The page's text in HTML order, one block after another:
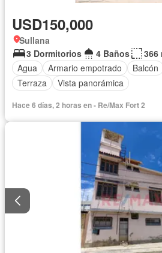
USD150,000
Sullana
3 Dormitorios
4 Baños
366
Agua
Armario empotrado Balcón
Terraza
Vista panorámica
Hace 6 días, 2 horas en - Re/Max Fort 2